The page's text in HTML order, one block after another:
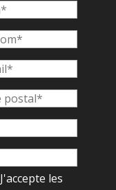
J'accepte les